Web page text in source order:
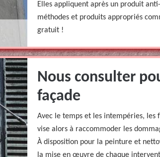
Elles appliquent après un produit
méthodes et produits appropriés
gratuit !
Nous consulter
façade
Avec le temps et les intempéries, les
vise alors à raccommoder les
À disposition pour la peinture et
la mise en œuvre de chaque